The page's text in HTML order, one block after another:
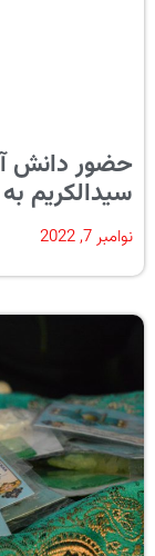
حضور دانش
سیدالکریم
نوامبر 7, 2022